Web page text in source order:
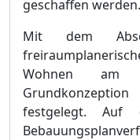
geschaffen werden.
Mit dem
Wohnen am
Grundkonzeption
festgelegt. Auf